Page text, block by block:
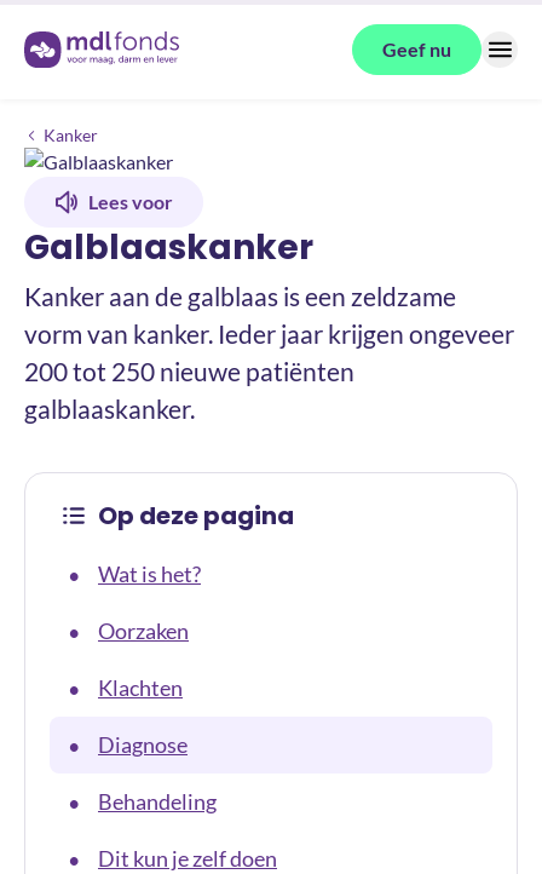
Terug naar de homepage Geef nu
Kanker
Galblaaskanker
Lees voor
Galblaaskanker
Kanker aan de galblaas is een zeldzame
vorm van kanker. Ieder jaar krijgen ongeveer
200 tot 250 nieuwe patiënten
galblaaskanker.
Op deze pagina
• Wat is het?
• Oorzaken
• Klachten
• Diagnose
• Behandeling
• Dit kun je zelf doen